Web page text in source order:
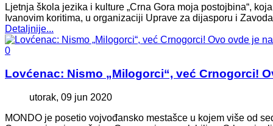
Ljetnja škola jezika i kulture „Crna Gora moja postojbina“,
Ivanovim koritima, u organizaciji Uprave za dijasporu i
Detaljnije...
0
Lovćenac: Nismo „Milogorci“, već Crnogorci!
utorak, 09 jun 2020
MONDO je posetio vojvođansko mestašce u kojem više od